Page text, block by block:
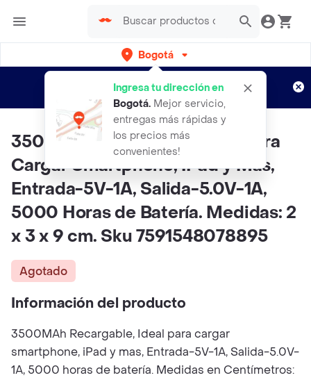
Bogotá
Ingresa tu dirección en
Bogotá. Mejor servicio,
entregas más rápidas y
los precios más
convenientes!
envíos gratis por semanas
Aplican TyC
3500Mah Recargable, Ideal Para
Cargar Smartphone, IPad y Más,
Entrada-5V-1A, Salida-5.0V-1A,
5000 Horas de Batería. Medidas: 2
x 3 x 9 cm. Sku 7591548078895
Agotado
Información del producto
3500MAh Recargable, Ideal para cargar
smartphone, iPad y mas, Entrada-5V-1A, Salida-5.0V-
1A, 5000 horas de batería. Medidas en Centímetros: